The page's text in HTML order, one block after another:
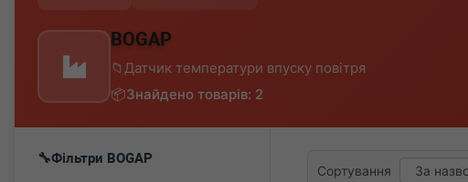
BOGAP
Датчик температури впуску повітря
Знайдено товарів: 2
Фільтри BOGAP
Сортування